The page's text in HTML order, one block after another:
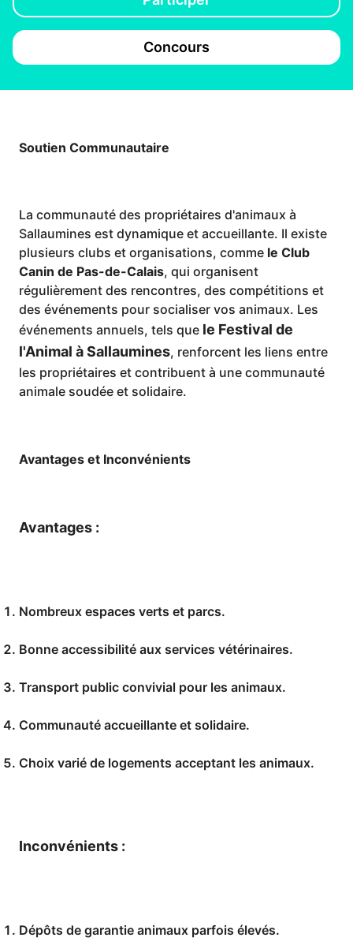
Concours
Soutien Communautaire
La communauté des propriétaires d'animaux à
Sallaumines est dynamique et accueillante. Il existe
plusieurs clubs et organisations, comme le Club
Canin de Pas-de-Calais, qui organisent
régulièrement des rencontres, des compétitions et
des événements pour socialiser vos animaux. Les
événements annuels, tels que le Festival de
l'Animal à Sallaumines, renforcent les liens entre
les propriétaires et contribuent à une communauté
animale soudée et solidaire.
Avantages et Inconvénients
Avantages :
Nombreux espaces verts et parcs.
Bonne accessibilité aux services vétérinaires.
Transport public convivial pour les animaux.
Communauté accueillante et solidaire.
Choix varié de logements acceptant les animaux.
Inconvénients :
Dépôts de garantie animaux parfois élevés.